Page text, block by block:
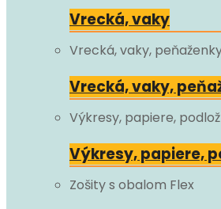
Vrecká, vaky
Vrecká, vaky,
Vrecká, vaky,
Výkresy, papiere,
Výkresy, papiere,
Zošity s obalom Flex